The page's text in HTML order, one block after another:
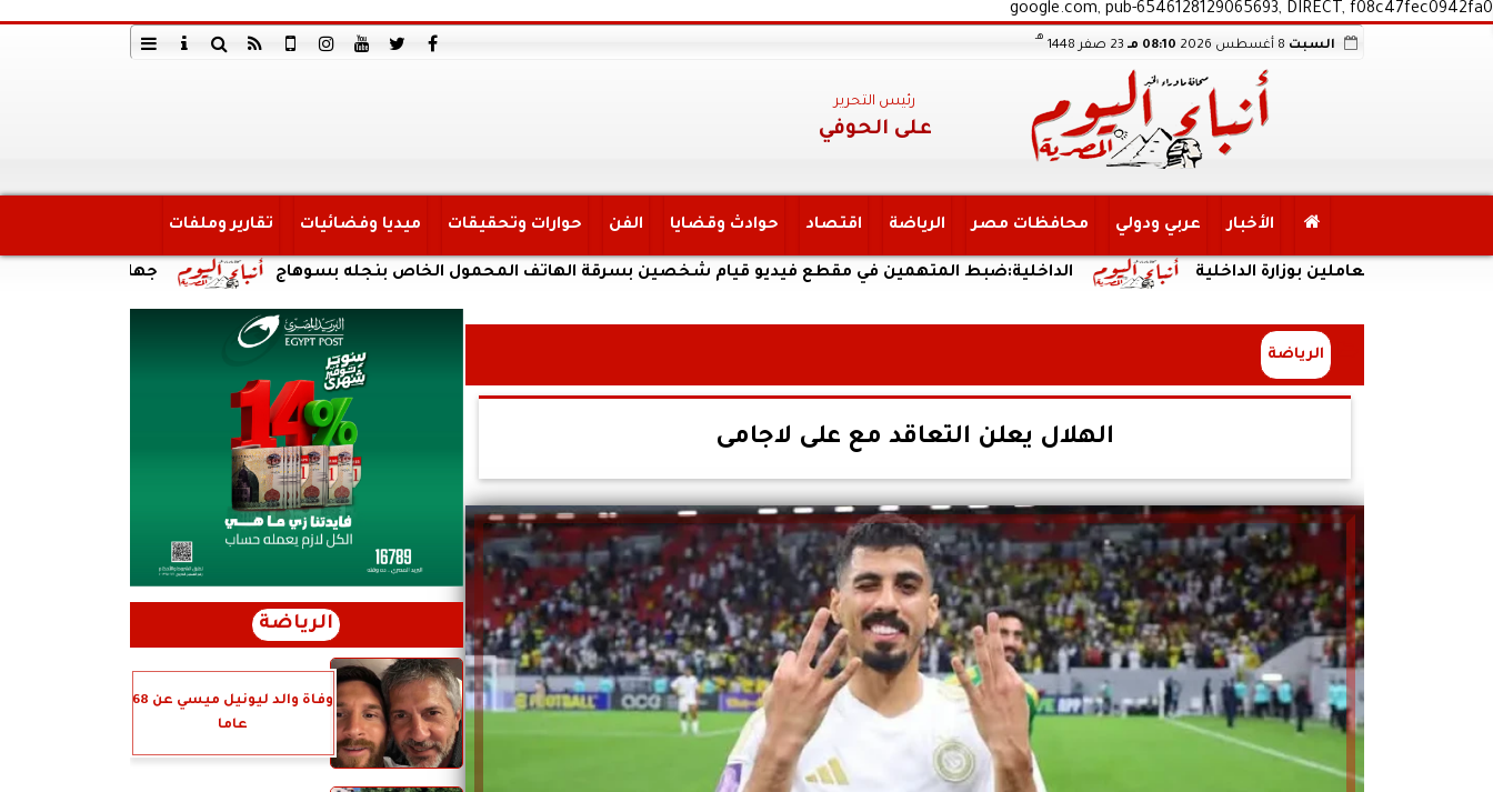
google.com, pub-6546128129065693, DIRECT, f08c47fec0942fa0
السبت 08:10 مـ 23 صفر 1448
هـ
رئيس التحرير
على الحوفي
الأخبار عربي ودولي محافظات مصر الرياضة اقتصاد حوادث وقضايا الفن حوارات وتحقيقات ميديا وفضائيات تقارير وملفات
جهاز مدينة القاهرة الجديدة الداخلية:ضبط المتهمين في مقطع فيديو قيام شخصين بسرقة الهاتف المحمول الخاص بنجله بسوهاج العاملين بوزارة الداخلية
الرياضة
الهلال يعلن التعاقد مع على لاجامى
الرياضة
وفاة والد ليونيل ميسي عن 68
عاما